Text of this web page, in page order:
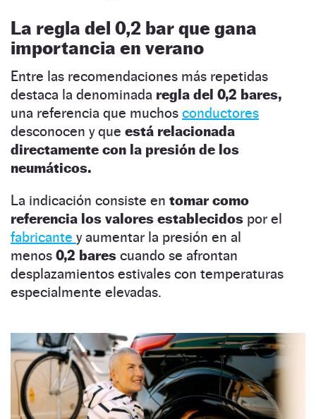
La regla del 0,2 bar que gana
importancia en verano
Entre las recomendaciones más repetidas
destaca la denominada regla del 0,2 bares,
una referencia que muchos conductores
desconocen y que está relacionada
directamente con la presión de los
neumáticos.
La indicación consiste en tomar como
referencia los valores establecidos por el
fabricante y aumentar la presión en al
menos 0,2 bares cuando se afrontan
desplazamientos estivales con temperaturas
especialmente elevadas.